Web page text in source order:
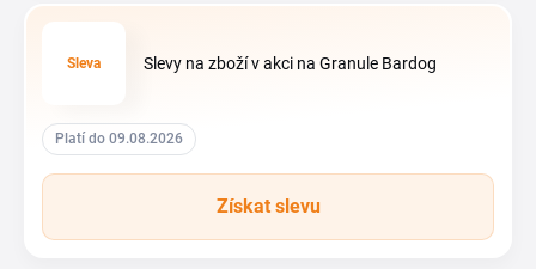
Sleva Slevy na zboží v akci na Granule Bardog
Platí do 09.08.2026
Získat slevu